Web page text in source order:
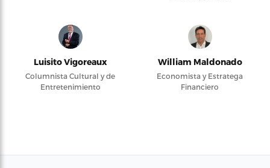
Luisito Vigoreaux
Columnista Cultural y de
Entretenimiento
William Maldonado
Economista y Estratega
Financiero